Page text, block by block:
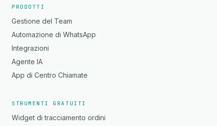
PRODOTTI
Gestione del Team
Automazione di WhatsApp
Integrazioni
Agente IA
App di Centro Chiamate
STRUMENTI GRATUITI
Widget di tracciamento ordini